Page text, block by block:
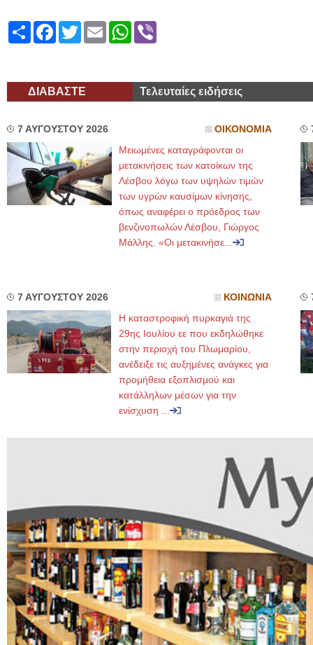
ShareFacebook
TwitterEmailWhatsApp
ΔΙΑΒΑΣΤΕ Τελευταίες ειδήσεις
7 ΑΥΓΟΥΣΤΟΥ 2026 ΟΙΚΟΝΟΜΙΑ
Μειωμένες καταγράφονται οι
μετακινήσεις των κατοίκων της
Λέσβου λόγω των υψηλών τιμών
των υγρών καυσίμων κίνησης,
όπως αναφέρει ο πρόεδρος των
βενζινοπωλών Λέσβου, Γιώργος
Μάλλης. «Οι μετακινήσε...
7 ΑΥΓΟΥΣΤΟΥ 2026 ΚΟΙΝΩΝΙΑ
Η καταστροφική πυρκαγιά της
29ης Ιουλίου εε που εκδηλώθηκε
στην περιοχή του Πλωμαρίου,
ανέδειξε τις αυξημένες ανάγκες για
προμήθεια εξοπλισμού και
κατάλληλων μέσων για την
ενίσχυση ...